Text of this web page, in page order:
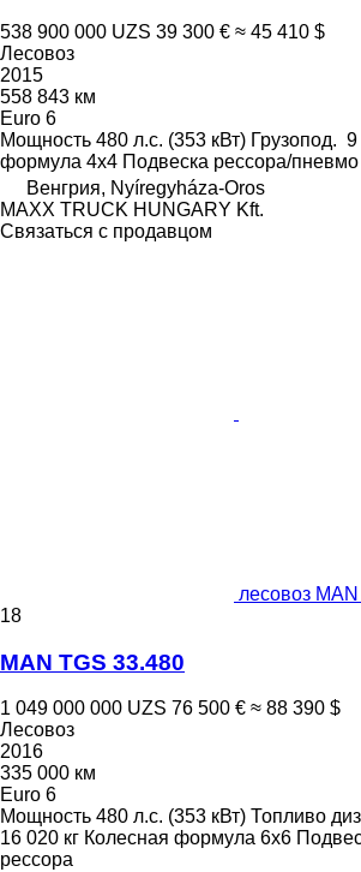
538 900 000 UZS 39 300 € ≈ 45 410 $
Лесовоз
2015
558 843 км
Euro 6
Мощность 480 л.с. (353 кВт) Грузопод. 9
формула 4x4 Подвеска рессора/пневмо
Венгрия, Nyíregyháza-Oros
MAXX TRUCK HUNGARY Kft.
Связаться с продавцом
лесовоз
18
MAN TGS 33.480
1 049 000 000 UZS 76 500 € ≈ 88 390 $
Лесовоз
2016
335 000 км
Euro 6
Мощность 480 л.с. (353 кВт) Топливо
16 020 кг Колесная формула 6x6
рессора